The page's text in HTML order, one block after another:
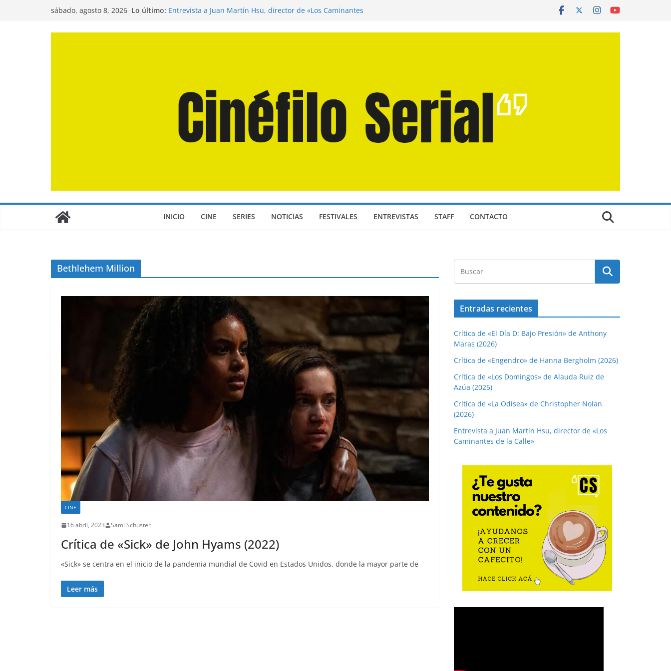
sábado, agosto 8, 2026 Lo último: Entrevista a Juan Martín Hsu, director de «Los Caminantes
INICIO CINE SERIES NOTICIAS FESTIVALES ENTREVISTAS STAFF CONTACTO
Bethlehem Million
CINE
16 abril, 2023 Sami Schuster
Crítica de «Sick» de John Hyams (2022)
«Sick» se centra en el inicio de la pandemia mundial de Covid en Estados Unidos, donde la mayor parte de
Leer más
Entradas recientes
Crítica de «El Día D: Bajo Presión» de Anthony
Maras (2026)
Crítica de «Engendro» de Hanna Bergholm (2026)
Crítica de «Los Domingos» de Alauda Ruiz de
Azúa (2025)
Crítica de «La Odisea» de Christopher Nolan
(2026)
Entrevista a Juan Martín Hsu, director de «Los
Caminantes de la Calle»